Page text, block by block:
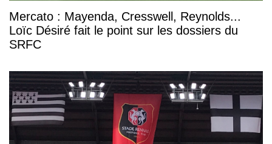
Mercato : Mayenda, Cresswell, Reynolds...
Loïc Désiré fait le point sur les dossiers du
SRFC